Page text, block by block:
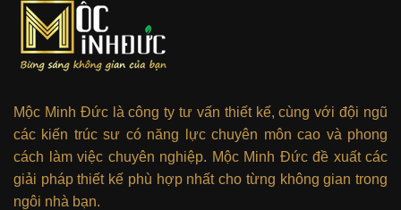
Mộc Minh Đức là công ty tư vấn thiết kế, cùng với đội ngũ
các kiến trúc sư có năng lực chuyên môn cao và phong
cách làm việc chuyên nghiệp. Mộc Minh Đức đề xuất các
giải pháp thiết kế phù hợp nhất cho từng không gian trong
ngôi nhà bạn.